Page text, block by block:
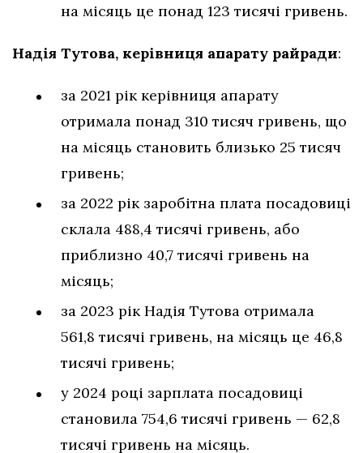
на місяць це понад 123 тисячі гривень.
Надія Тутова, керівниця апарату райради:
за 2021 рік керівниця апарату
отримала понад 310 тисяч гривень, що
на місяць становить близько 25 тисяч
гривень;
за 2022 рік заробітна плата посадовиці
склала 488,4 тисячі гривень, або
приблизно 40,7 тисячі гривень на
місяць;
за 2023 рік Надія Тутова отримала
561,8 тисячі гривень, на місяць це 46,8
тисячі гривень;
у 2024 році зарплата посадовиці
становила 754,6 тисячі гривень — 62,8
тисячі гривень на місяць.